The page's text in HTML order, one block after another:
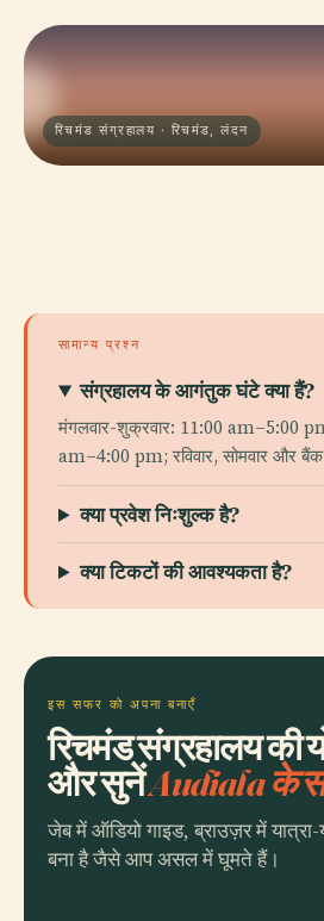
रिचमंड संग्रहालय · रिचमंड, लंदन
सामान्य प्रश्न
संग्रहालय के आगंतुक घंटे क्या हैं?
मंगलवार-शुक्रवार: 11:00 am–5:00
am–4:00 pm; रविवार, सोमवार और
क्या प्रवेश निःशुल्क है?
क्या टिकटों की आवश्यकता है?
इस सफर को अपना बनाएँ
रिचमंड संग्रहालय की
और सुनेंAudiala के
जेब में ऑडियो गाइड, ब्राउज़र में
बना है जैसे आप असल में घूमते हैं।